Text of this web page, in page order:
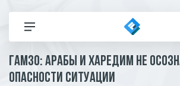
Все новости
Гамзо: арабы и харедим не
опасности ситуации